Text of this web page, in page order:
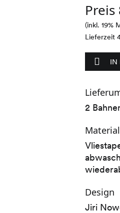
Preis
(inkl. 19%
Lieferzeit
IN
2
Material
Design
Jiri